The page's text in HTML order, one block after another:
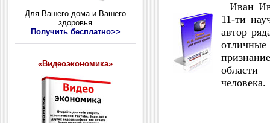
Для Вашего дома и Вашего
здоровья
Получить бесплатно>>
«Видеоэкономика»
Иван
11-ти
автор
области
человека.